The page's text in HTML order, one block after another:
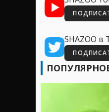
SHAZOO в